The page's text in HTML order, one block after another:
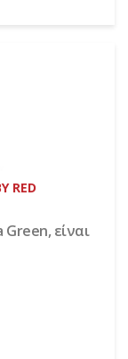
RED
είναι